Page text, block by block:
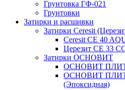
Грунтовка ГФ-021
Грунтовки
Затирки и расшивки
Затирки Ceresit
Ceresit CE 40
Церезит CE 33
Затирки ОСНОВИТ
ОСНОВИТ
ОСНОВИТ
(Эпоксидная)